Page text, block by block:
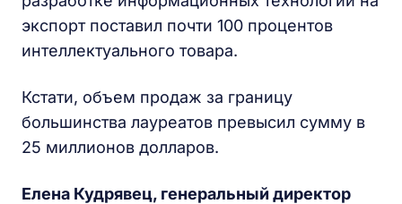
экспорт поставил почти 100 процентов
интеллектуального товара.
Кстати, объем продаж за границу
большинства лауреатов превысил сумму в
25 миллионов долларов.
Елена Кудрявец, генеральный директор